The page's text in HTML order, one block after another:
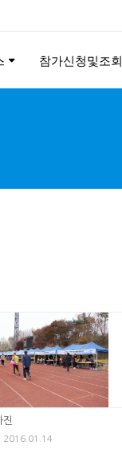
참가신청및조회
진
2016.01.14